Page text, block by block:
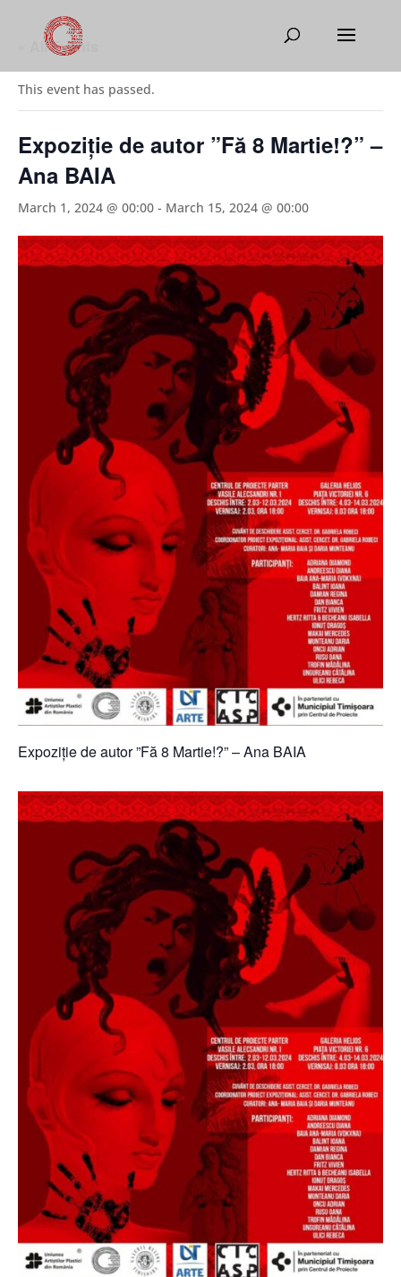
« All Events
This event has passed.
Expoziție de autor ”Fă 8 Martie!?” –
Ana BAIA
March 1, 2024 @ 00:00 - March 15, 2024 @ 00:00
Expoziție de autor ”Fă 8 Martie!?” – Ana BAIA